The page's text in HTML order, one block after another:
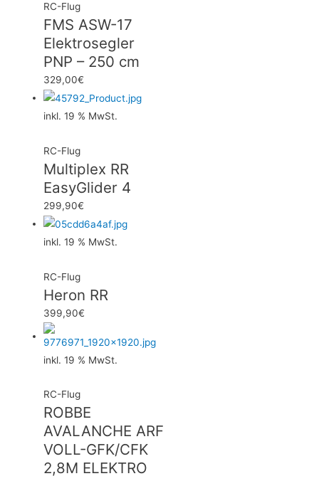
RC-Flug
FMS ASW-17
Elektrosegler
PNP – 250 cm
329,00€
inkl. 19 % MwSt.
RC-Flug
Multiplex RR
EasyGlider 4
299,90€
inkl. 19 % MwSt.
RC-Flug
Heron RR
399,90€
inkl. 19 % MwSt.
RC-Flug
ROBBE
AVALANCHE ARF
VOLL-GFK/CFK
2,8M ELEKTRO